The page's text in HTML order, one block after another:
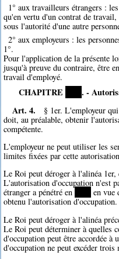
1° aux travailleurs étrangers :
qu'en vertu d'un contrat de
sous l'autorité d'une autre
2° aux employeurs : les
1°.
Pour l'application de la présente
jusqu'à preuve du contraire, être
travail d'employé.
CHAPITRE . -
Art. 4.
§ 1er. L'employeur
doit, au préalable, obtenir
compétente.
L'employeur ne peut utiliser les
limites fixées par cette
Le Roi peut déroger à l'alinéa
L'autorisation d'occupation n'est
étranger a pénétré en
en vue
obtenu l'autorisation d'occupation.
Le Roi peut déroger à l'alinéa
Le Roi peut déterminer à quelles
d'occupation peut être accordée à
d'occupation ne peut excéder trois